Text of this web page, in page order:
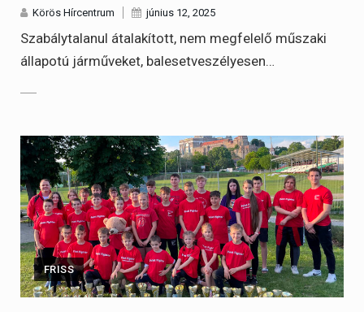
Körös Hírcentrum június 12, 2025
Szabálytalanul átalakított, nem megfelelő műszaki
állapotú járműveket, balesetveszélyesen…
FRISS